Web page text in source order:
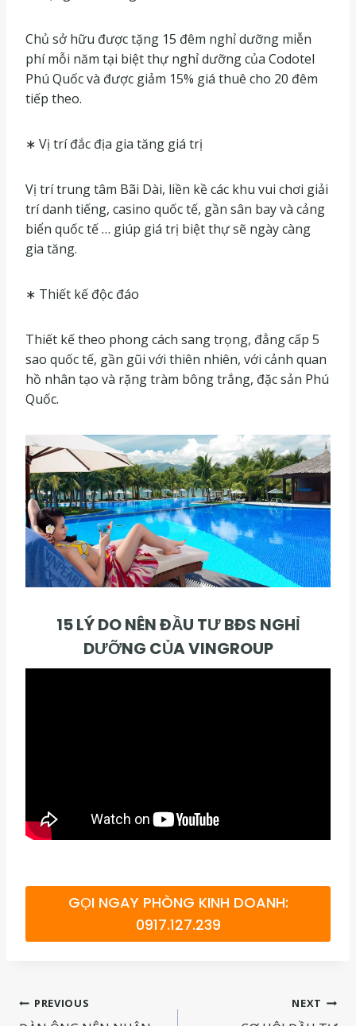
Chủ sở hữu được tặng 15 đêm nghỉ dưỡng miễn
phí mỗi năm tại biệt thự nghỉ dưỡng của Codotel
Phú Quốc và được giảm 15% giá thuê cho 20 đêm
tiếp theo.
∗ Vị trí đắc địa gia tăng giá trị
Vị trí trung tâm Bãi Dài, liền kề các khu vui chơi giải
trí danh tiếng, casino quốc tế, gần sân bay và cảng
biển quốc tế … giúp giá trị biệt thự sẽ ngày càng
gia tăng.
∗ Thiết kế độc đáo
Thiết kế theo phong cách sang trọng, đẳng cấp 5
sao quốc tế, gần gũi với thiên nhiên, với cảnh quan
hồ nhân tạo và rặng tràm bông trắng, đặc sản Phú
Quốc.
15 LÝ DO NÊN ĐẦU TƯ BĐS NGHỈ
DƯỠNG CỦA VINGROUP
GỌI NGAY PHÒNG KINH DOANH:
0917.127.239
Điều
PREVIOUS NEXT